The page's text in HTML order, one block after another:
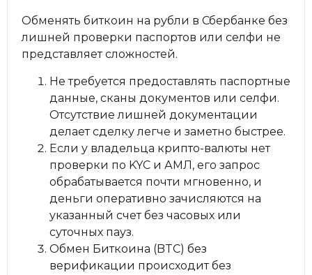
Обменять биткоин на рубли в Сбербанке без
лишней проверки паспортов или селфи не
представляет сложностей.
Не требуется предоставлять паспортные
данные, сканы документов или селфи.
Отсутствие лишней документации
делает сделку легче и заметно быстрее.
Если у владельца крипто-валюты нет
проверки по KYC и АМЛ, его запрос
обрабатывается почти мгновенно, и
деньги оперативно зачисляются на
указанный счет без часовых или
суточных пауз.
Обмен Биткоина (BTC) без
верификации происходит без